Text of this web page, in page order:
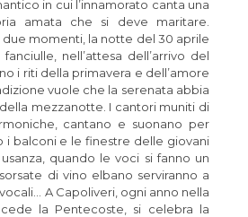
in cui l’innamorato canta una
amata che si deve maritare.
due momenti, la notte del 30 aprile
nell’attesa dell’arrivo del
i riti della primavera e dell’amore
vuole che la serenata abbia
mezzanotte. I cantori muniti di
cantano e suonano per
i balconi e le finestre delle giovani
quando le voci si fanno un
di vino elbano serviranno a
A Capoliveri, ogni anno nella
la Pentecoste, si celebra la